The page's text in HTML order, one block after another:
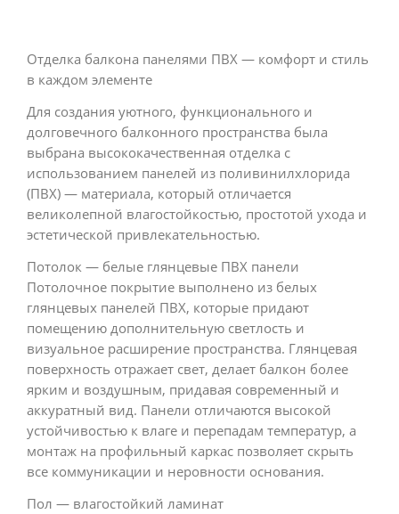
Отделка балкона панелями ПВХ — комфорт и стиль
в каждом элементе
Для создания уютного, функционального и
долговечного балконного пространства была
выбрана высококачественная отделка с
использованием панелей из поливинилхлорида
(ПВХ) — материала, который отличается
великолепной влагостойкостью, простотой ухода и
эстетической привлекательностью.
Потолок — белые глянцевые ПВХ панели
Потолочное покрытие выполнено из белых
глянцевых панелей ПВХ, которые придают
помещению дополнительную светлость и
визуальное расширение пространства. Глянцевая
поверхность отражает свет, делает балкон более
ярким и воздушным, придавая современный и
аккуратный вид. Панели отличаются высокой
устойчивостью к влаге и перепадам температур, а
монтаж на профильный каркас позволяет скрыть
все коммуникации и неровности основания.
Пол — влагостойкий ламинат